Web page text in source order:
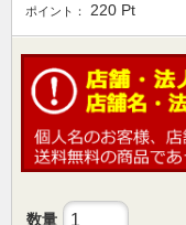
ポイント： 220 Pt
数量